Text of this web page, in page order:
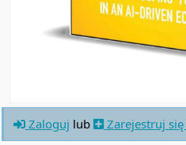
Zaloguj lub Zarejestruj się